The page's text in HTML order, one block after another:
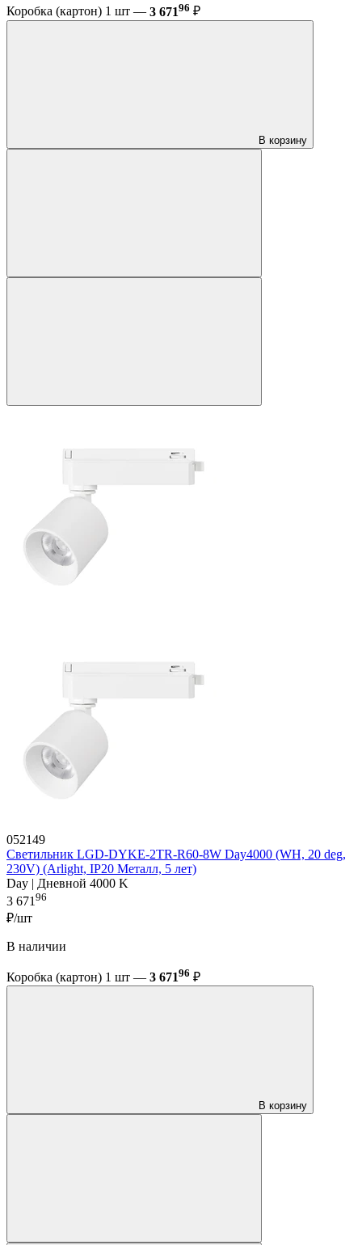
Коробка (картон) 1 шт — 3 67196 ₽
В корзину
052149
Светильник LGD-DYKE-2TR-R60-8W Day4000 (WH, 20 deg,
230V) (Arlight, IP20 Металл, 5 лет)
Day | Дневной 4000 K
3 671 96
₽/шт
В наличии
Коробка (картон) 1 шт — 3 67196 ₽
В корзину